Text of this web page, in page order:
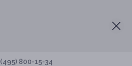
800-15-34